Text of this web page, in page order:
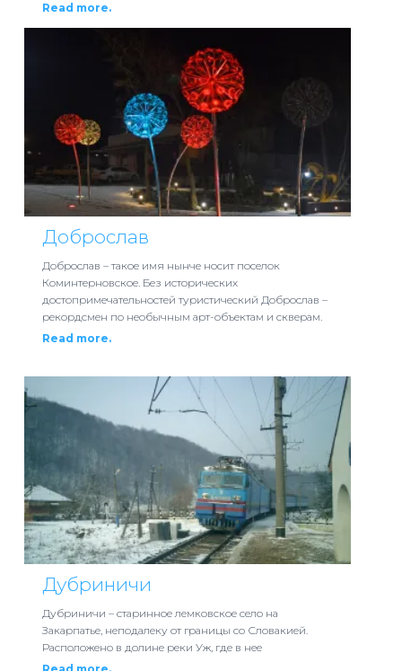
Read more.
Доброслав
Доброслав – такое имя нынче носит поселок
Коминтерновское. Без исторических
достопримечательностей туристический Доброслав –
рекордсмен по необычным арт-объектам и скверам.
Read more.
Дубриничи
Дубриничи – старинное лемковское село на
Закарпатье, неподалеку от границы со Словакией.
Расположено в долине реки Уж, где в нее